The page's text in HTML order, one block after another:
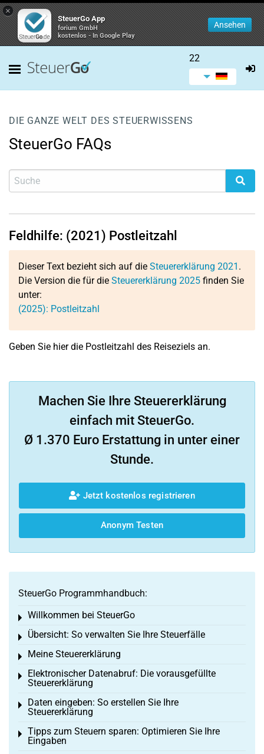
×
SteuerGo App
forium GmbH
kostenlos - In Google Play
Ansehen
22
DIE GANZE WELT DES STEUERWISSENS
SteuerGo FAQs
Feldhilfe: (2021) Postleitzahl
Dieser Text bezieht sich auf die Steuererklärung 2021 .
Die Version die für die Steuererklärung 2025 finden Sie
unter:
(2025): Postleitzahl
Geben Sie hier die Postleitzahl des Reiseziels an.
Machen Sie Ihre Steuererklärung
einfach mit SteuerGo.
Ø 1.370 Euro Erstattung in unter einer
Stunde.
Jetzt kostenlos registrieren
Anonym Testen
SteuerGo Programmhandbuch:
Willkommen bei SteuerGo
Toggle menu
Übersicht: So verwalten Sie Ihre Steuerfälle
Toggle menu
Meine Steuererklärung
Toggle menu
Elektronischer Datenabruf: Die vorausgefüllte
Steuererklärung
Toggle menu
Daten eingeben: So erstellen Sie Ihre
Steuererklärung
Toggle menu
Tipps zum Steuern sparen: Optimieren Sie Ihre
Eingaben
Toggle menu